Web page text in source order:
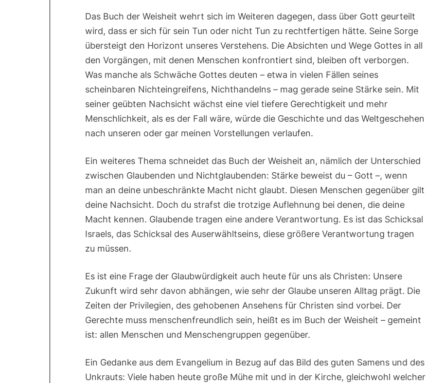
Das Buch der Weisheit wehrt sich im Weiteren dagegen, dass über Gott geurteilt
wird, dass er sich für sein Tun oder nicht Tun zu rechtfertigen hätte. Seine Sorge
übersteigt den Horizont unseres Verstehens. Die Absichten und Wege Gottes in all
den Vorgängen, mit denen Menschen konfrontiert sind, bleiben oft verborgen.
Was manche als Schwäche Gottes deuten – etwa in vielen Fällen seines
scheinbaren Nichteingreifens, Nichthandelns – mag gerade seine Stärke sein. Mit
seiner geübten Nachsicht wächst eine viel tiefere Gerechtigkeit und mehr
Menschlichkeit, als es der Fall wäre, würde die Geschichte und das Weltgeschehen
nach unseren oder gar meinen Vorstellungen verlaufen.
Ein weiteres Thema schneidet das Buch der Weisheit an, nämlich der Unterschied
zwischen Glaubenden und Nichtglaubenden: Stärke beweist du – Gott –, wenn
man an deine unbeschränkte Macht nicht glaubt. Diesen Menschen gegenüber gilt
deine Nachsicht. Doch du strafst die trotzige Auflehnung bei denen, die deine
Macht kennen. Glaubende tragen eine andere Verantwortung. Es ist das Schicksal
Israels, das Schicksal des Auserwähltseins, diese größere Verantwortung tragen
zu müssen.
Es ist eine Frage der Glaubwürdigkeit auch heute für uns als Christen: Unsere
Zukunft wird sehr davon abhängen, wie sehr der Glaube unseren Alltag prägt. Die
Zeiten der Privilegien, des gehobenen Ansehens für Christen sind vorbei. Der
Gerechte muss menschenfreundlich sein, heißt es im Buch der Weisheit – gemeint
ist: allen Menschen und Menschengruppen gegenüber.
Ein Gedanke aus dem Evangelium in Bezug auf das Bild des guten Samens und des
Unkrauts: Viele haben heute große Mühe mit und in der Kirche, gleichwohl welcher